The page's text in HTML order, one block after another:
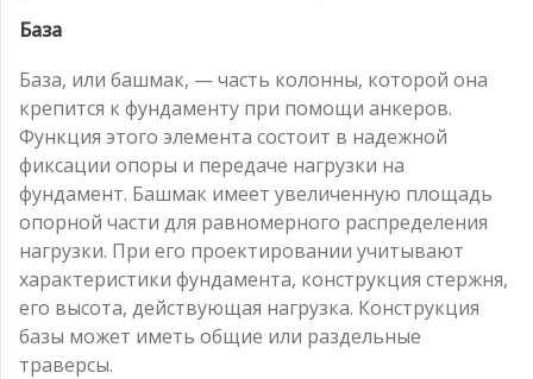
База
База, или башмак, — часть колонны, которой она
крепится к фундаменту при помощи анкеров.
Функция этого элемента состоит в надежной
фиксации опоры и передаче нагрузки на
фундамент. Башмак имеет увеличенную площадь
опорной части для равномерного распределения
нагрузки. При его проектировании учитывают
характеристики фундамента, конструкция стержня,
его высота, действующая нагрузка. Конструкция
базы может иметь общие или раздельные
траверсы.